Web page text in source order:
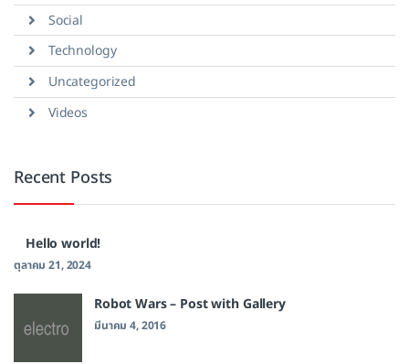
Social
Technology
Uncategorized
Videos
Recent Posts
Hello world!
ตุลาคม 21, 2024
Robot Wars – Post with Gallery
มีนาคม 4, 2016